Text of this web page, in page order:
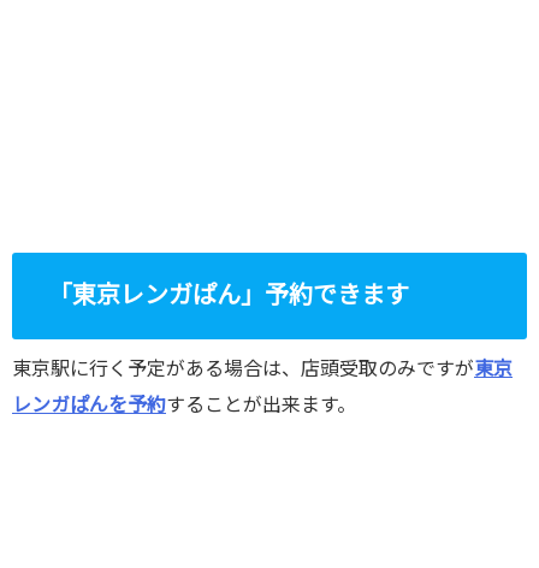
「東京レンガぱん」予約できます
東京駅に行く予定がある場合は、店頭受取のみですが東京
レンガぱんを予約することが出来ます。